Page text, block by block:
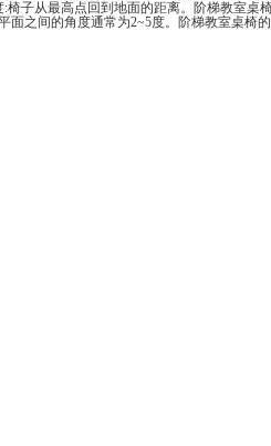
子从最高点回到地面的距离。阶梯教
之间的角度通常为2~5度。阶梯教室桌